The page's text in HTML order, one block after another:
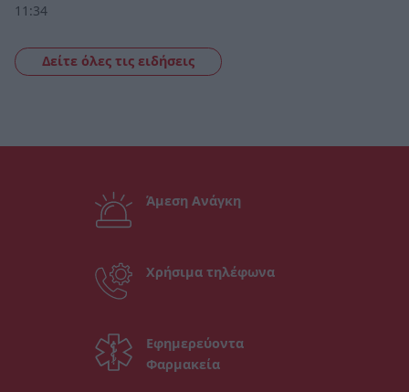
11:34
Δείτε όλες τις ειδήσεις
Άμεση Ανάγκη
Χρήσιμα τηλέφωνα
Εφημερεύοντα
Φαρμακεία